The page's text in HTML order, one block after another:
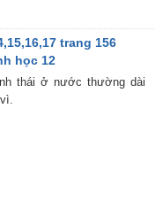
trang 156
học 12
thái ở nước thường dài